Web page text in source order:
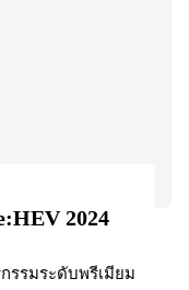
2024
รรมระดับพรีเมียม